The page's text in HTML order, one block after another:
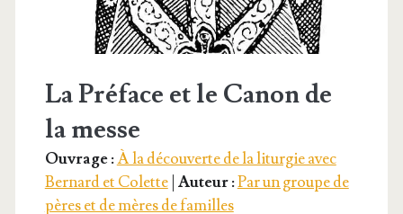
La Préface et le Canon de
la messe
Ouvrage :À la découverte de la liturgie avec
Bernard et Colette| Auteur :Par un groupe de
pères et de mères de familles